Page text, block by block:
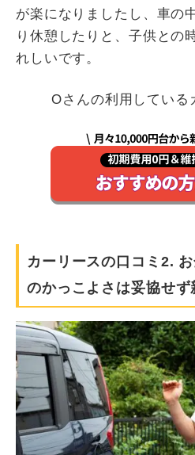
が楽になりましたし、車の
り休憩したりと、子供との
れしいです。
Oさんの利用している
カーリースの口コミ2.
のかっこよさは妥協せず